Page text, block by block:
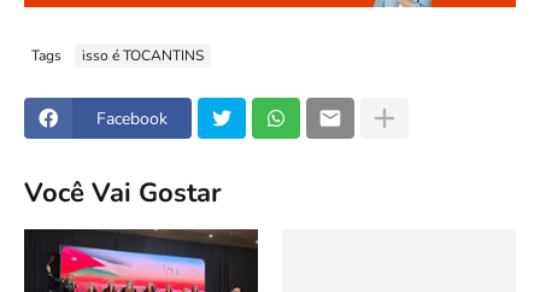
Tags isso é TOCANTINS
Facebook
Você Vai Gostar